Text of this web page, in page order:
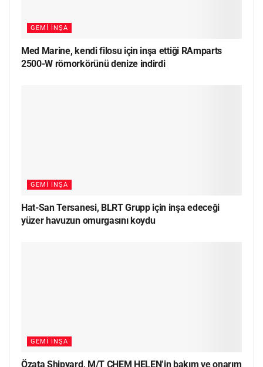
GEMI İNŞA
Med Marine, kendi filosu için inşa ettiği RAmparts
2500-W römorkörünü denize indirdi
GEMI İNŞA
Hat-San Tersanesi, BLRT Grupp için inşa edeceği
yüzer havuzun omurgasını koydu
GEMI İNŞA
Özata Shipyard, M/T CHEM HELEN’in bakım ve onarım